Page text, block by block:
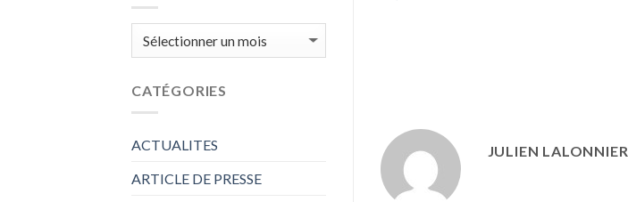
CATÉGORIES
ACTUALITES
ARTICLE DE PRESSE
JULIEN LALONNIER